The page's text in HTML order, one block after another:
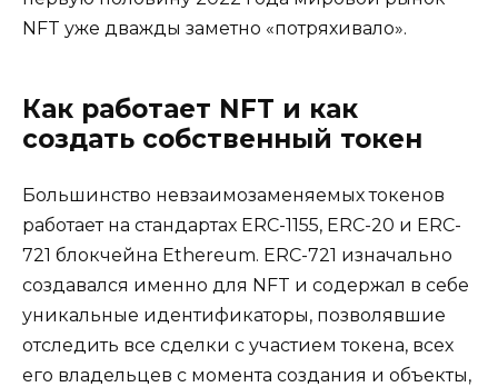
NFT уже дважды заметно «потряхивало».
Как работает NFT и как
создать собственный токен
Большинство невзаимозаменяемых токенов
работает на стандартах ERC-1155, ERC-20 и ERC-
721 блокчейна Ethereum. ERC-721 изначально
создавался именно для NFT и содержал в себе
уникальные идентификаторы, позволявшие
отследить все сделки с участием токена, всех
его владельцев с момента создания и объекты,